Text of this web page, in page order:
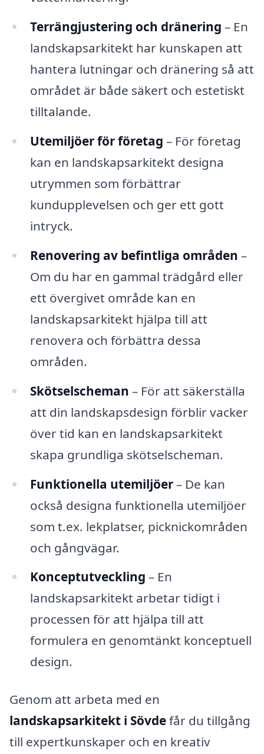
Terrängjustering och dränering – En
landskapsarkitekt har kunskapen att
hantera lutningar och dränering så att
området är både säkert och estetiskt
tilltalande.
Utemiljöer för företag – För företag
kan en landskapsarkitekt designa
utrymmen som förbättrar
kundupplevelsen och ger ett gott
intryck.
Renovering av befintliga områden –
Om du har en gammal trädgård eller
ett övergivet område kan en
landskapsarkitekt hjälpa till att
renovera och förbättra dessa
områden.
Skötselscheman – För att säkerställa
att din landskapsdesign förblir vacker
över tid kan en landskapsarkitekt
skapa grundliga skötselscheman.
Funktionella utemiljöer– De kan
också designa funktionella utemiljöer
som t.ex. lekplatser, picknickområden
och gångvägar.
Konceptutveckling – En
landskapsarkitekt arbetar tidigt i
processen för att hjälpa till att
formulera en genomtänkt konceptuell
design.
Genom att arbeta med en
landskapsarkitekt i Sövdefår du tillgång
till expertkunskaper och en kreativ